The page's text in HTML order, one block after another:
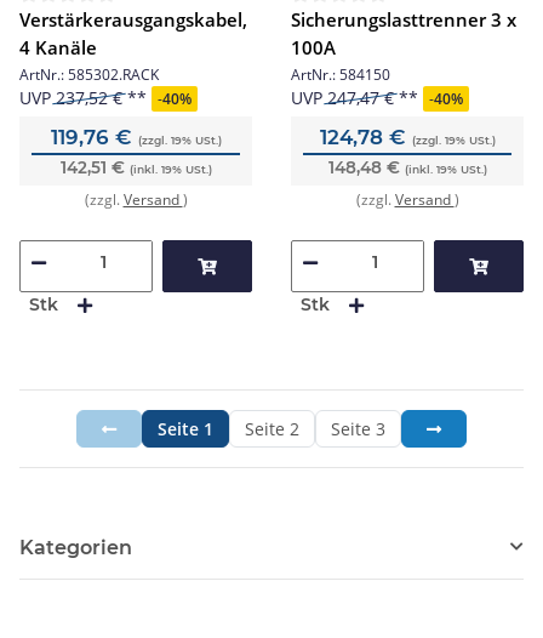
Verstärkerausgangskabel,
4 Kanäle
ArtNr.: 585302.RACK
UVP237,52 € -40%
119,76 € (zzgl. 19% USt.)
142,51 € (inkl. 19% USt.)
(zzgl.Versand)
Stk
Sicherungslasttrenner 3 x
100A
ArtNr.: 584150
UVP247,47 € -40%
124,78 € (zzgl. 19% USt.)
148,48 € (inkl. 19% USt.)
(zzgl.Versand)
Stk
Seite 1 Seite 2 Seite 3
Kategorien